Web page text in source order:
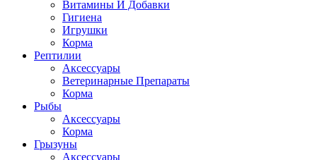
Витамины И Добавки
Гигиена
Игрушки
Корма
Рептилии
Аксессуары
Ветеринарные Препараты
Корма
Рыбы
Аксессуары
Корма
Грызуны
Аксессуары